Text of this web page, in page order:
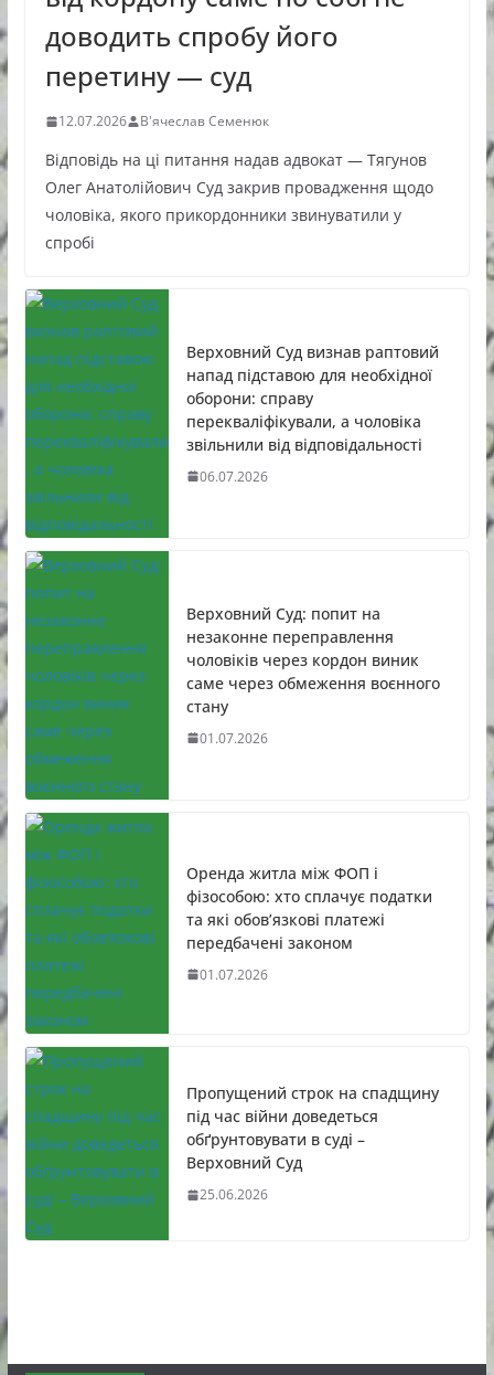
доводить спробу його
перетину — суд
12.07.2026 В'ячеслав Семенюк
Відповідь на ці питання надав адвокат — Тягунов
Олег Анатолійович Суд закрив провадження щодо
чоловіка, якого прикордонники звинуватили у
спробі
Верховний Суд визнав раптовий
напад підставою для необхідної
оборони: справу
перекваліфікували, а чоловіка
звільнили від відповідальності
06.07.2026
Верховний Суд: попит на
незаконне переправлення
чоловіків через кордон виник
саме через обмеження воєнного
стану
01.07.2026
Оренда житла між ФОП і
фізособою: хто сплачує податки
та які обов’язкові платежі
передбачені законом
01.07.2026
Пропущений строк на спадщину
під час війни доведеться
обґрунтовувати в суді –
Верховний Суд
25.06.2026